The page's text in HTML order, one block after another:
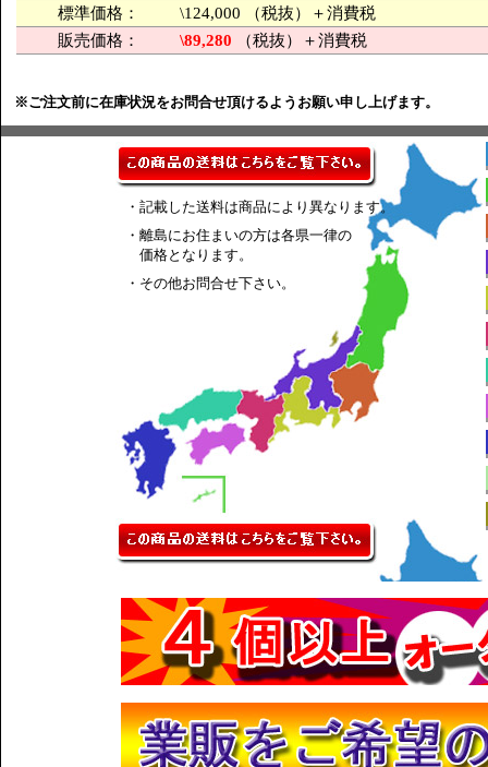
標準価格：
\124,000 （税抜）＋消費税
販売価格：
\89,280 （税抜）＋消費税
※ご注文前に在庫状況をお問合せ頂けるようお願い申し上げます。
・記載した送料は商品により異なります。
・離島にお住まいの方は各県一律の
価格となります。
・その他お問合せ下さい。